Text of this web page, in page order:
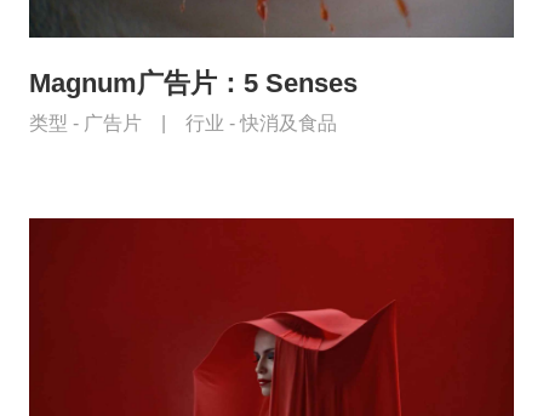
Magnum广告片：5 Senses
类型 - 广告片 行业 -快消及食品